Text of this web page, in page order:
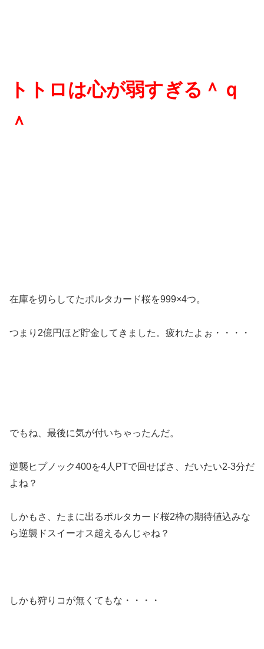
トトロは心が弱すぎる＾ｑ
＾
在庫を切らしてたポルタカード桜を999×4つ。
つまり2億円ほど貯金してきました。疲れたよぉ・・・・
でもね、最後に気が付いちゃったんだ。
逆襲ヒプノック400を4人PTで回せばさ、だいたい2-3分だ
よね？
しかもさ、たまに出るポルタカード桜2枠の期待値込みな
ら逆襲ドスイーオス超えるんじゃね？
しかも狩りコが無くてもな・・・・